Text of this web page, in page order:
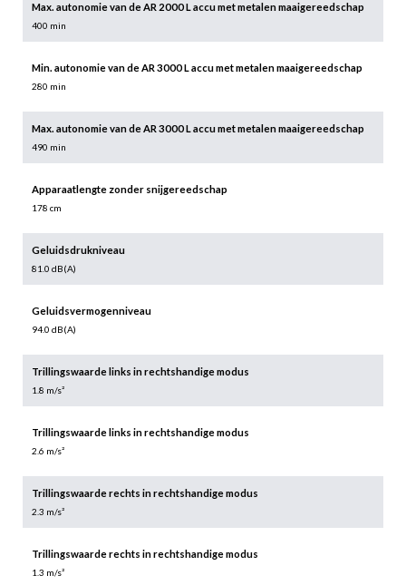
Max. autonomie van de AR 2000 L accu met metalen maaigereedschap
400 min
Min. autonomie van de AR 3000 L accu met metalen maaigereedschap
280 min
Max. autonomie van de AR 3000 L accu met metalen maaigereedschap
490 min
Apparaatlengte zonder snijgereedschap
178 cm
Geluidsdrukniveau
81.0 dB(A)
Geluidsvermogenniveau
94.0 dB(A)
Trillingswaarde links in rechtshandige modus
1.8 m/s²
Trillingswaarde links in rechtshandige modus
2.6 m/s²
Trillingswaarde rechts in rechtshandige modus
2.3 m/s²
Trillingswaarde rechts in rechtshandige modus
1.3 m/s²